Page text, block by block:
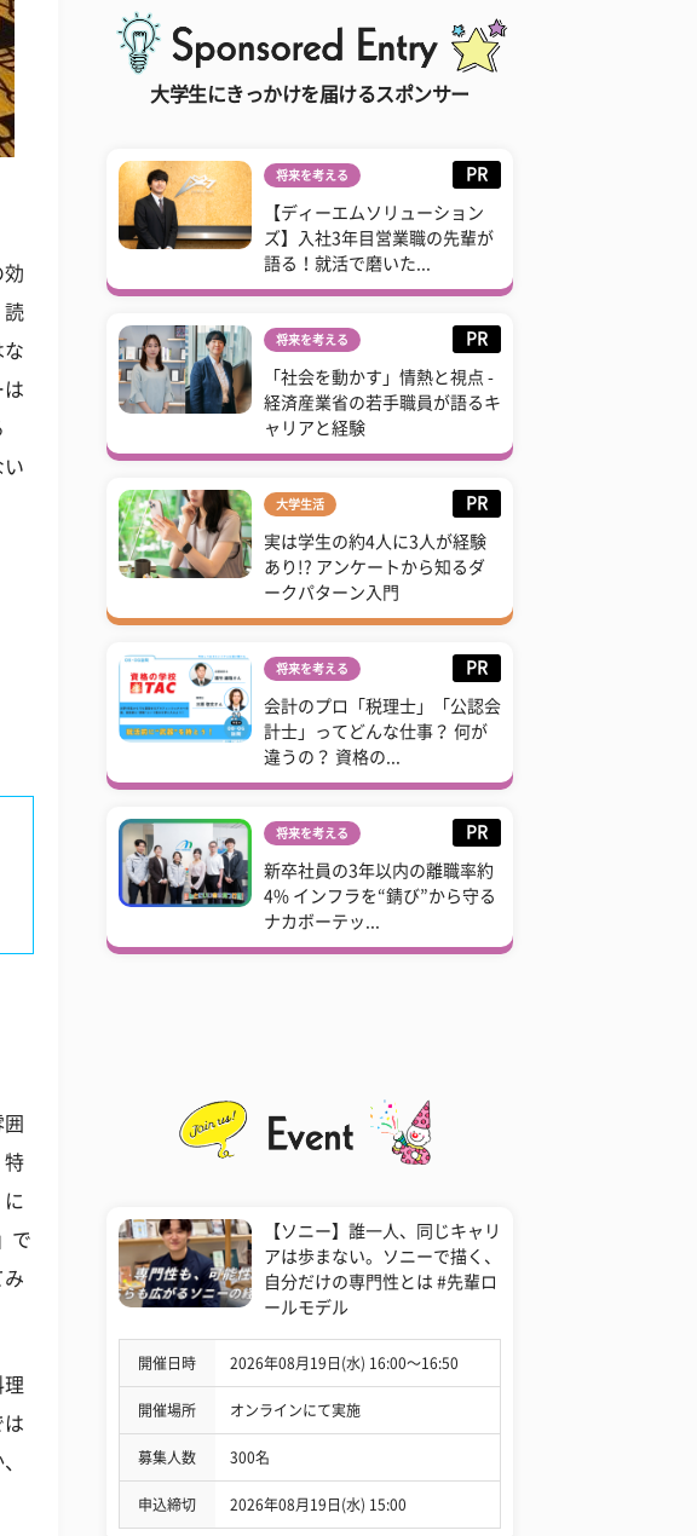
効
読
な
は
い
特
で
み
理
は
大学生にきっかけを届けるスポンサー
将来を考える PR
【ディーエムソリューション
ズ】入社3年目営業職の先輩が
語る！就活で磨いた...
将来を考える PR
「社会を動かす」情熱と視点 -
経済産業省の若手職員が語るキ
ャリアと経験
大学生活 PR
実は学生の約4人に3人が経験
あり!? アンケートから知るダ
ークパターン入門
将来を考える PR
会計のプロ「税理士」「公認会
計士」ってどんな仕事？ 何が
違うの？ 資格の...
将来を考える PR
新卒社員の3年以内の離職率約
4% インフラを“錆び”から守る
ナカボーテッ...
【ソニー】誰一人、同じキャリ
アは歩まない。ソニーで描く、
自分だけの専門性とは #先輩ロ
ールモデル
開催日時 2026年08月19日(水) 16:00〜16:50
開催場所 オンラインにて実施
募集人数 300名
申込締切 2026年08月19日(水) 15:00